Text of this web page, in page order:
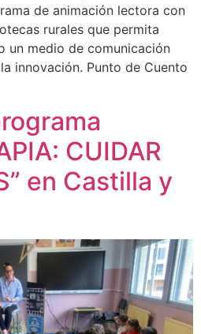
de animación lectora con
rurales que permita
un medio de comunicación
innovación. Punto de Cuento
CUIDAR
en Castilla y